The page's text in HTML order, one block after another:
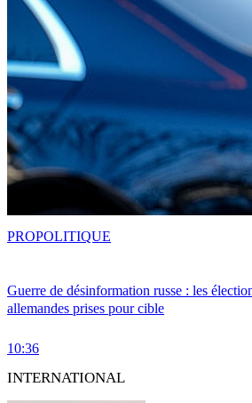
Guerre de désinformation russe : les
allemandes prises pour cible
10:36
PROPOLITIQUE
INTERNATIONAL